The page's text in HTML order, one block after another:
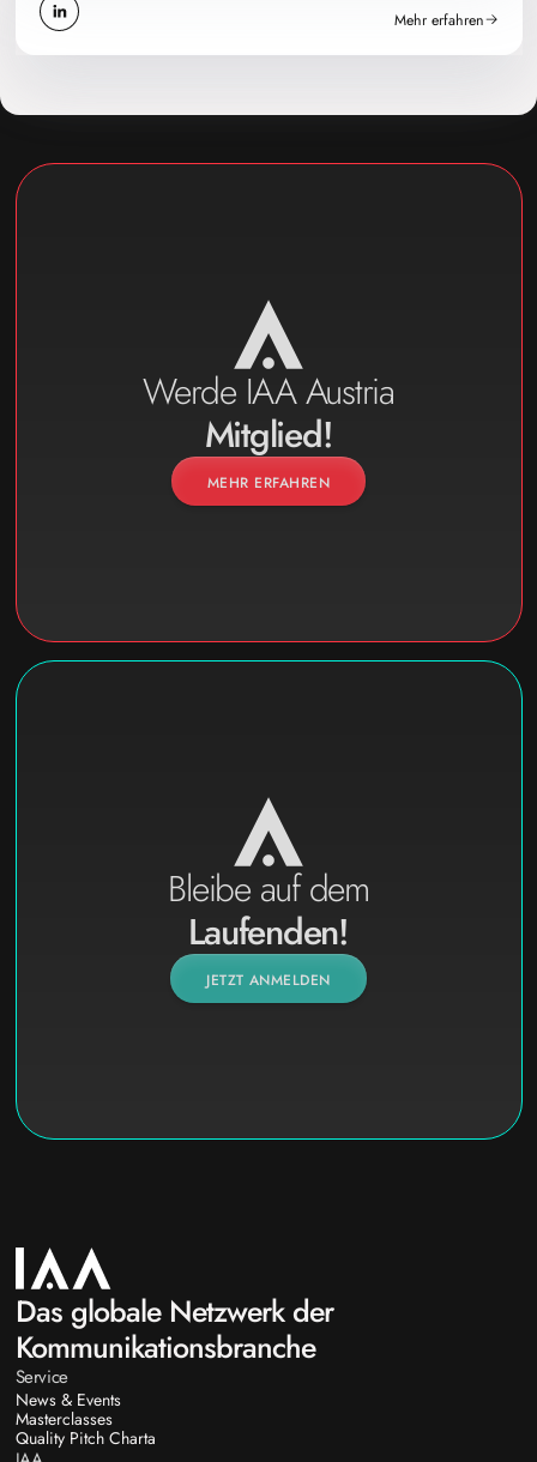
Mehr erfahren
Werde IAA Austria
Mitglied!
MEHR ERFAHREN
Bleibe auf dem
Laufenden!
JETZT ANMELDEN
Das globale Netzwerk der
Kommunikationsbranche
Service
News & Events
Masterclasses
Quality Pitch Charta